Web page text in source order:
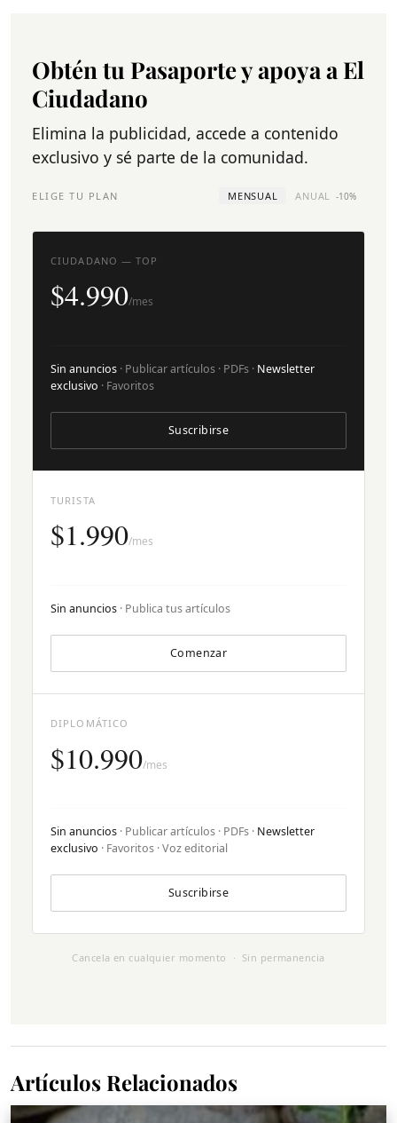
Obtén tu Pasaporte y apoya a El
Ciudadano
Elimina la publicidad, accede a contenido
exclusivo y sé parte de la comunidad.
ELIGE TU PLAN MENSUAL ANUAL -10%
TURISTA
$1.990/mes
Sin anuncios · Publica tus artículos
Comenzar
CIUDADANO — TOP
$4.990/mes
Sin anuncios · Publicar artículos · PDFs · Newsletter
exclusivo · Favoritos
Suscribirse
DIPLOMÁTICO
$10.990/mes
Sin anuncios · Publicar artículos · PDFs · Newsletter
exclusivo · Favoritos · Voz editorial
Suscribirse
Cancela en cualquier momento · Sin permanencia
Artículos Relacionados